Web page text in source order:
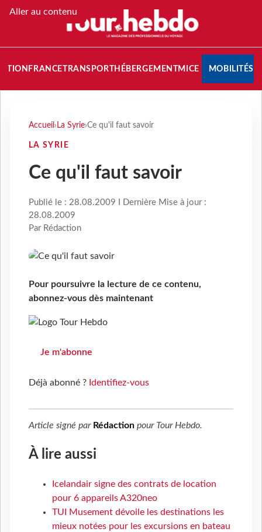
Aller au contenu
FRANCETRANSPORT HÉBERGEMENTMICE MOBILITÉS
Accueil › La Syrie›Ce qu'il faut savoir
LA SYRIE
Ce qu'il faut savoir
Publié le : 28.08.2009 I Dernière Mise à jour :
28.08.2009
Par Rédaction
Pour poursuivre la lecture de ce contenu,
abonnez-vous dès maintenant
Je m'abonne
Déjà abonné ? Identifiez-vous
Article signé par Rédaction pour Tour Hebdo.
À lire aussi
Icelandair signe des contrats de location
pour 6 appareils A320neo
TUI Musement dévoile les destinations les
mieux notées pour les excursions en bateau